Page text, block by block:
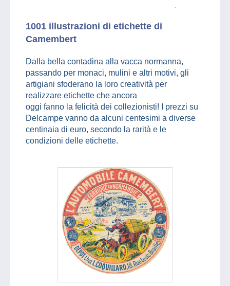
1001 illustrazioni di etichette di
Camembert
Dalla bella contadina alla vacca normanna,
passando per monaci, mulini e altri motivi, gli
artigiani sfoderano la loro creatività per
realizzare etichette che ancora
oggi fanno la felicità dei collezionisti! I prezzi su
Delcampe vanno da alcuni centesimi a diverse
centinaia di euro, secondo la rarità e le
condizioni delle etichette.